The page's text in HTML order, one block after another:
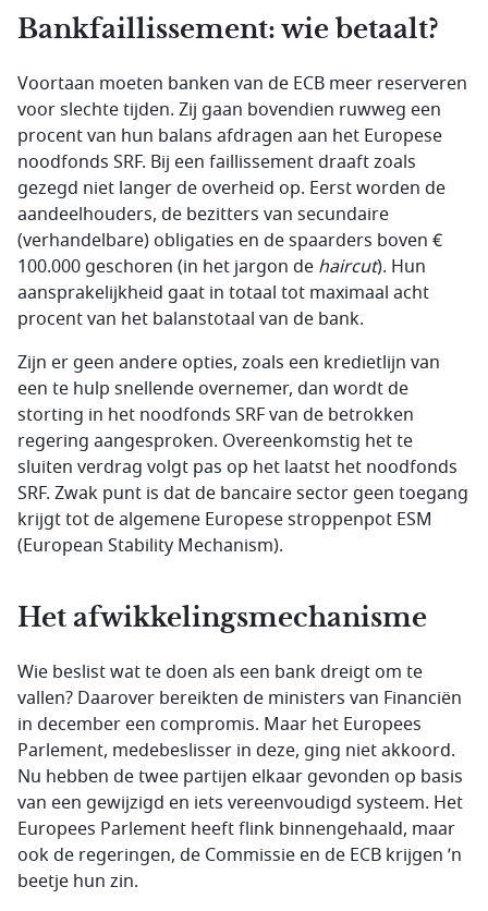
Bankfaillissement: wie betaalt?
Voortaan moeten banken van de ECB meer reserveren
voor slechte tijden. Zij gaan bovendien ruwweg een
procent van hun balans afdragen aan het Europese
noodfonds SRF. Bij een faillissement draaft zoals
gezegd niet langer de overheid op. Eerst worden de
aandeelhouders, de bezitters van secundaire
(verhandelbare) obligaties en de spaarders boven €
100.000 geschoren (in het jargon de haircut). Hun
aansprakelijkheid gaat in totaal tot maximaal acht
procent van het balanstotaal van de bank.
Zijn er geen andere opties, zoals een kredietlijn van
een te hulp snellende overnemer, dan wordt de
storting in het noodfonds SRF van de betrokken
regering aangesproken. Overeenkomstig het te
sluiten verdrag volgt pas op het laatst het noodfonds
SRF. Zwak punt is dat de bancaire sector geen toegang
krijgt tot de algemene Europese stroppenpot ESM
(European Stability Mechanism).
Het afwikkelingsmechanisme
Wie beslist wat te doen als een bank dreigt om te
vallen? Daarover bereikten de ministers van Financiën
in december een compromis. Maar het Europees
Parlement, medebeslisser in deze, ging niet akkoord.
Nu hebben de twee partijen elkaar gevonden op basis
van een gewijzigd en iets vereenvoudigd systeem. Het
Europees Parlement heeft flink binnengehaald, maar
ook de regeringen, de Commissie en de ECB krijgen ’n
beetje hun zin.